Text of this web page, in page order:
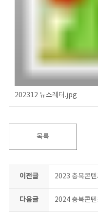
202312 뉴스레터.jpg
목록
이전글
다음글